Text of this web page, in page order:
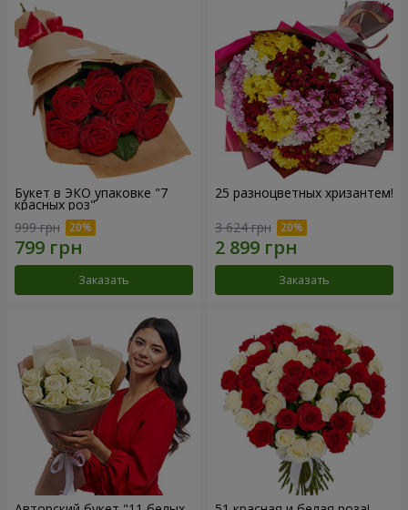
Букет в ЭКО упаковке "7
красных роз"
999 грн
Заказать
25 разноцветных хризантем!
3 624 грн
Заказать